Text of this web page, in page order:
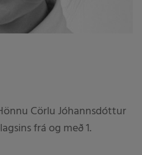
Cörlu Jóhannsdóttur
frá og með 1.